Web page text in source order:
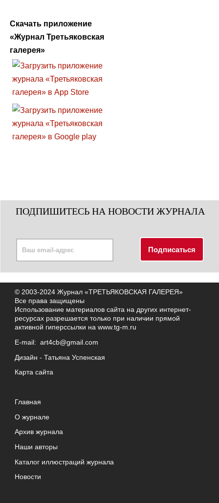
Скачать приложение
«Журнал Третьяковская
галерея»
ПОДПИШИТЕСЬ НА НОВОСТИ ЖУРНАЛА
© 2003-2024 Журнал «ТРЕТЬЯКОВСКАЯ ГАЛЕРЕЯ»
Все права защищены
Использование материалов сайта на других интернет-
ресурсах разрешается только при наличии прямой
активной гиперссылки на www.tg-m.ru
E-mail: art4cb@gmail.com
Дизайн - Татьяна Успенская
Карта сайта
Главная
О журнале
Архив журнала
Наши авторы
Каталог иллюстраций журнала
Новости